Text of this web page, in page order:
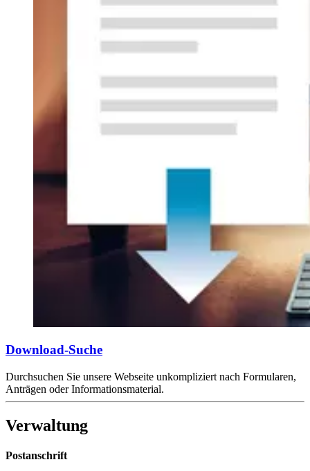
Download-Suche
Durchsuchen Sie unsere Webseite unkompliziert nach Formularen,
Anträgen oder Informationsmaterial.
Verwaltung
Postanschrift